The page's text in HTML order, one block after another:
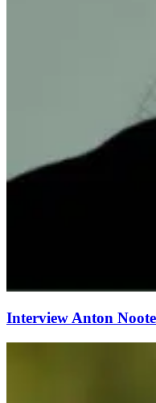
Interview Anton